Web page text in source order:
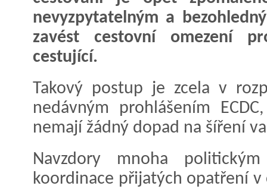
nevyzpytatelným a
zavést cestovní omezení
cestující.
Takový postup je zcela v
nedávným prohlášením
nemají žádný dopad na šíření
Navzdory mnoha
koordinace přijatých opatření